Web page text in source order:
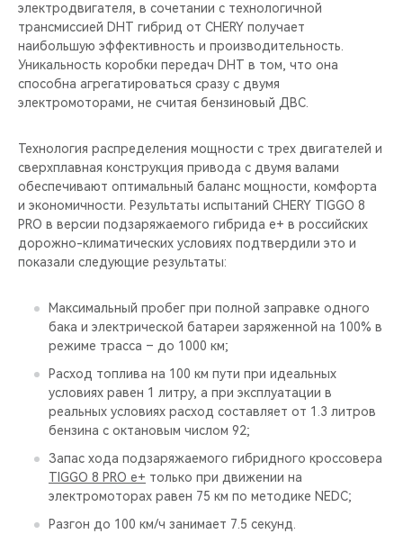
электродвигателя, в сочетании с технологичной
трансмиссией DHT гибрид от CHERY получает
наибольшую эффективность и производительность.
Уникальность коробки передач DHT в том, что она
способна агрегатироваться сразу с двумя
электромоторами, не считая бензиновый ДВС.
Технология распределения мощности с трех двигателей и
сверхплавная конструкция привода с двумя валами
обеспечивают оптимальный баланс мощности, комфорта
и экономичности. Результаты испытаний CHERY TIGGO 8
PRO в версии подзаряжаемого гибрида e+ в российских
дорожно-климатических условиях подтвердили это и
показали следующие результаты:
Максимальный пробег при полной заправке одного
бака и электрической батареи заряженной на 100% в
режиме трасса – до 1000 км;
Расход топлива на 100 км пути при идеальных
условиях равен 1 литру, а при эксплуатации в
реальных условиях расход составляет от 1.3 литров
бензина с октановым числом 92;
Запас хода подзаряжаемого гибридного кроссовера
TIGGO 8 PRO e+ только при движении на
электромоторах равен 75 км по методике NEDC;
Разгон до 100 км/ч занимает 7.5 секунд.